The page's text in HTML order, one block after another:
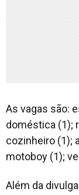
As vagas são:
doméstica (1);
cozinheiro (1);
motoboy (1);
Além da